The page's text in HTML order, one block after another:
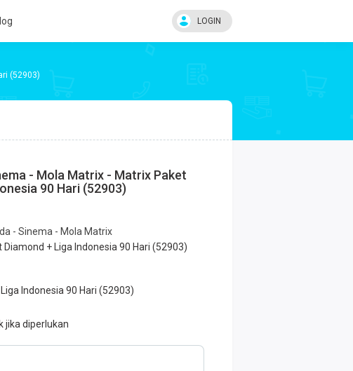
LOGIN
(52903)
- Mola Matrix - Matrix Paket
90 Hari (52903)
- Sinema - Mola Matrix
Diamond + Liga Indonesia 90 Hari (52903)
Indonesia 90 Hari (52903)
jika diperlukan